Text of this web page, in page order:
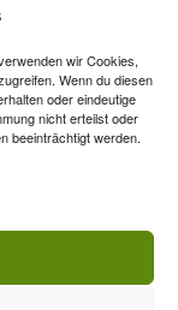
wir Cookies,
Wenn du diesen
oder eindeutige
nicht erteilst oder
beeinträchtigt werden.
Gerstner.
für das gesamte
Produkte, Zeck
Wert-Gutschein-